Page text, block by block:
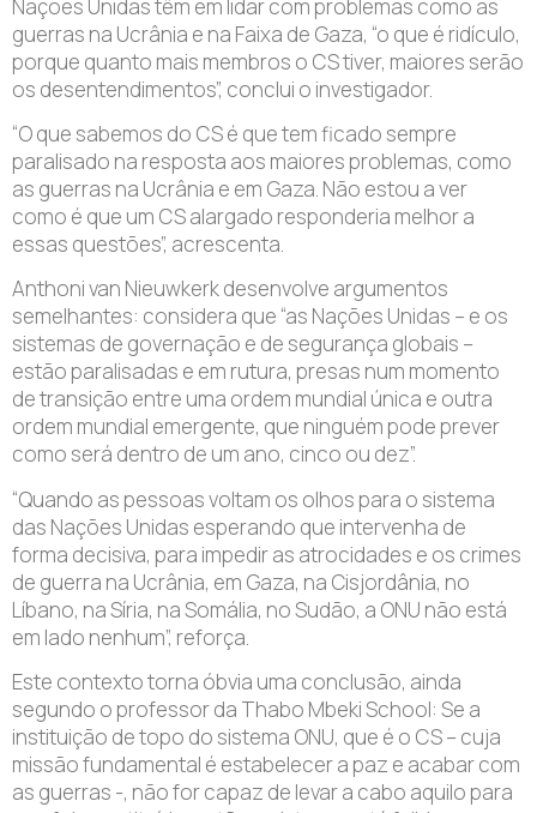
Nações Unidas têm em lidar com problemas como as
guerras na Ucrânia e na Faixa de Gaza, “o que é ridículo,
porque quanto mais membros o CS tiver, maiores serão
os desentendimentos”, conclui o investigador.
“O que sabemos do CS é que tem ficado sempre
paralisado na resposta aos maiores problemas, como
as guerras na Ucrânia e em Gaza. Não estou a ver
como é que um CS alargado responderia melhor a
essas questões”, acrescenta.
Anthoni van Nieuwkerk desenvolve argumentos
semelhantes: considera que “as Nações Unidas – e os
sistemas de governação e de segurança globais –
estão paralisadas e em rutura, presas num momento
de transição entre uma ordem mundial única e outra
ordem mundial emergente, que ninguém pode prever
como será dentro de um ano, cinco ou dez”.
“Quando as pessoas voltam os olhos para o sistema
das Nações Unidas esperando que intervenha de
forma decisiva, para impedir as atrocidades e os crimes
de guerra na Ucrânia, em Gaza, na Cisjordânia, no
Líbano, na Síria, na Somália, no Sudão, a ONU não está
em lado nenhum”, reforça.
Este contexto torna óbvia uma conclusão, ainda
segundo o professor da Thabo Mbeki School: Se a
instituição de topo do sistema ONU, que é o CS – cuja
missão fundamental é estabelecer a paz e acabar com
as guerras -, não for capaz de levar a cabo aquilo para